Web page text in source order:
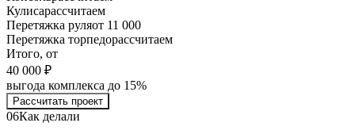
Кулисарассчитаем
Перетяжка руляот 11 000
Перетяжка торпедорассчитаем
Итого, от
40 000 ₽
выгода комплекса до 15%
Рассчитать проект
06Как делали